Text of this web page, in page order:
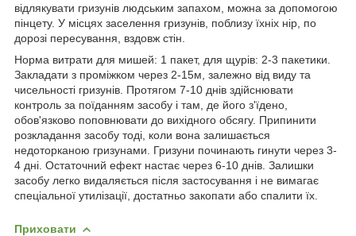
відлякувати гризунів людським запахом, можна за допомогою
пінцету. У місцях заселення гризунів, поблизу їхніх нір, по
дорозі пересування, вздовж стін.
Норма витрати для мишей: 1 пакет, для щурів: 2-3 пакетики.
Закладати з проміжком через 2-15м, залежно від виду та
чисельності гризунів. Протягом 7-10 днів здійснювати
контроль за поїданням засобу і там, де його з'їдено,
обов'язково поповнювати до вихідного обсягу. Припинити
розкладання засобу тоді, коли вона залишається
недоторканою гризунами. Гризуни починають гинути через 3-
4 дні. Остаточний ефект настає через 6-10 днів. Залишки
засобу легко видаляється після застосування і не вимагає
спеціальної утилізації, достатньо закопати або спалити їх.
Приховати